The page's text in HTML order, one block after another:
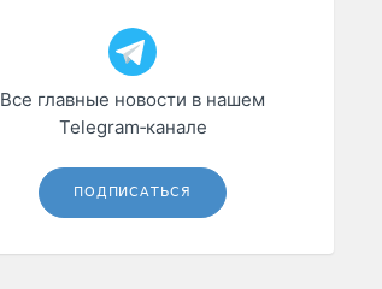
Все главные новости в нашем
Telegram‑канале
ПОДПИСАТЬСЯ